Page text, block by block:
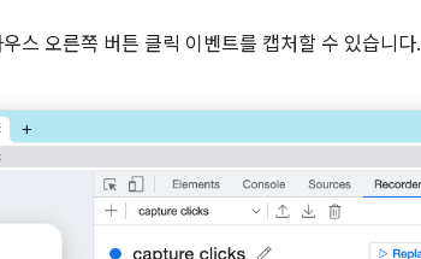
스 오른쪽 버튼 클릭 이벤트를 캡처할 수 있습니다.